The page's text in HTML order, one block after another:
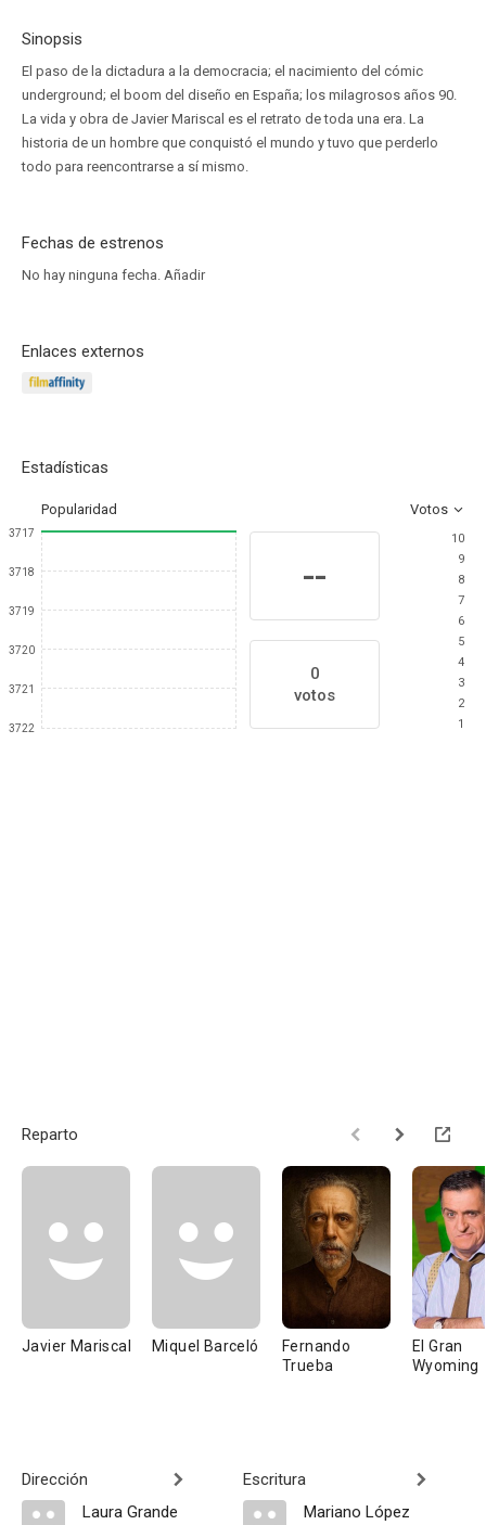
Sinopsis
El paso de la dictadura a la democracia; el nacimiento del cómic
underground; el boom del diseño en España; los milagrosos años 90.
La vida y obra de Javier Mariscal es el retrato de toda una era. La
historia de un hombre que conquistó el mundo y tuvo que perderlo
todo para reencontrarse a sí mismo.
Fechas de estrenos
No hay ninguna fecha. Añadir
Enlaces externos
Estadísticas
Popularidad Votos
3717
3718
3719
3720
3721
3722
--
0
votos
10
9
8
7
6
5
4
3
2
1
Reparto
Javier Mariscal Miquel Barceló
Fernando
Trueba
El Gran
Wyoming
Dirección
Laura Grande
Escritura
Mariano López